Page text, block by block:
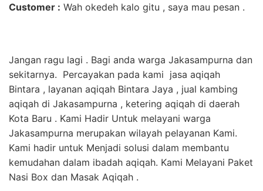
Customer : Wah okedeh kalo gitu , saya mau pesan .
Jangan ragu lagi . Bagi anda warga Jakasampurna dan
sekitarnya. Percayakan pada kami jasa aqiqah
Bintara , layanan aqiqah Bintara Jaya , jual kambing
aqiqah di Jakasampurna , ketering aqiqah di daerah
Kota Baru . Kami Hadir Untuk melayani warga
Jakasampurna merupakan wilayah pelayanan Kami.
Kami hadir untuk Menjadi solusi dalam membantu
kemudahan dalam ibadah aqiqah. Kami Melayani Paket
Nasi Box dan Masak Aqiqah .